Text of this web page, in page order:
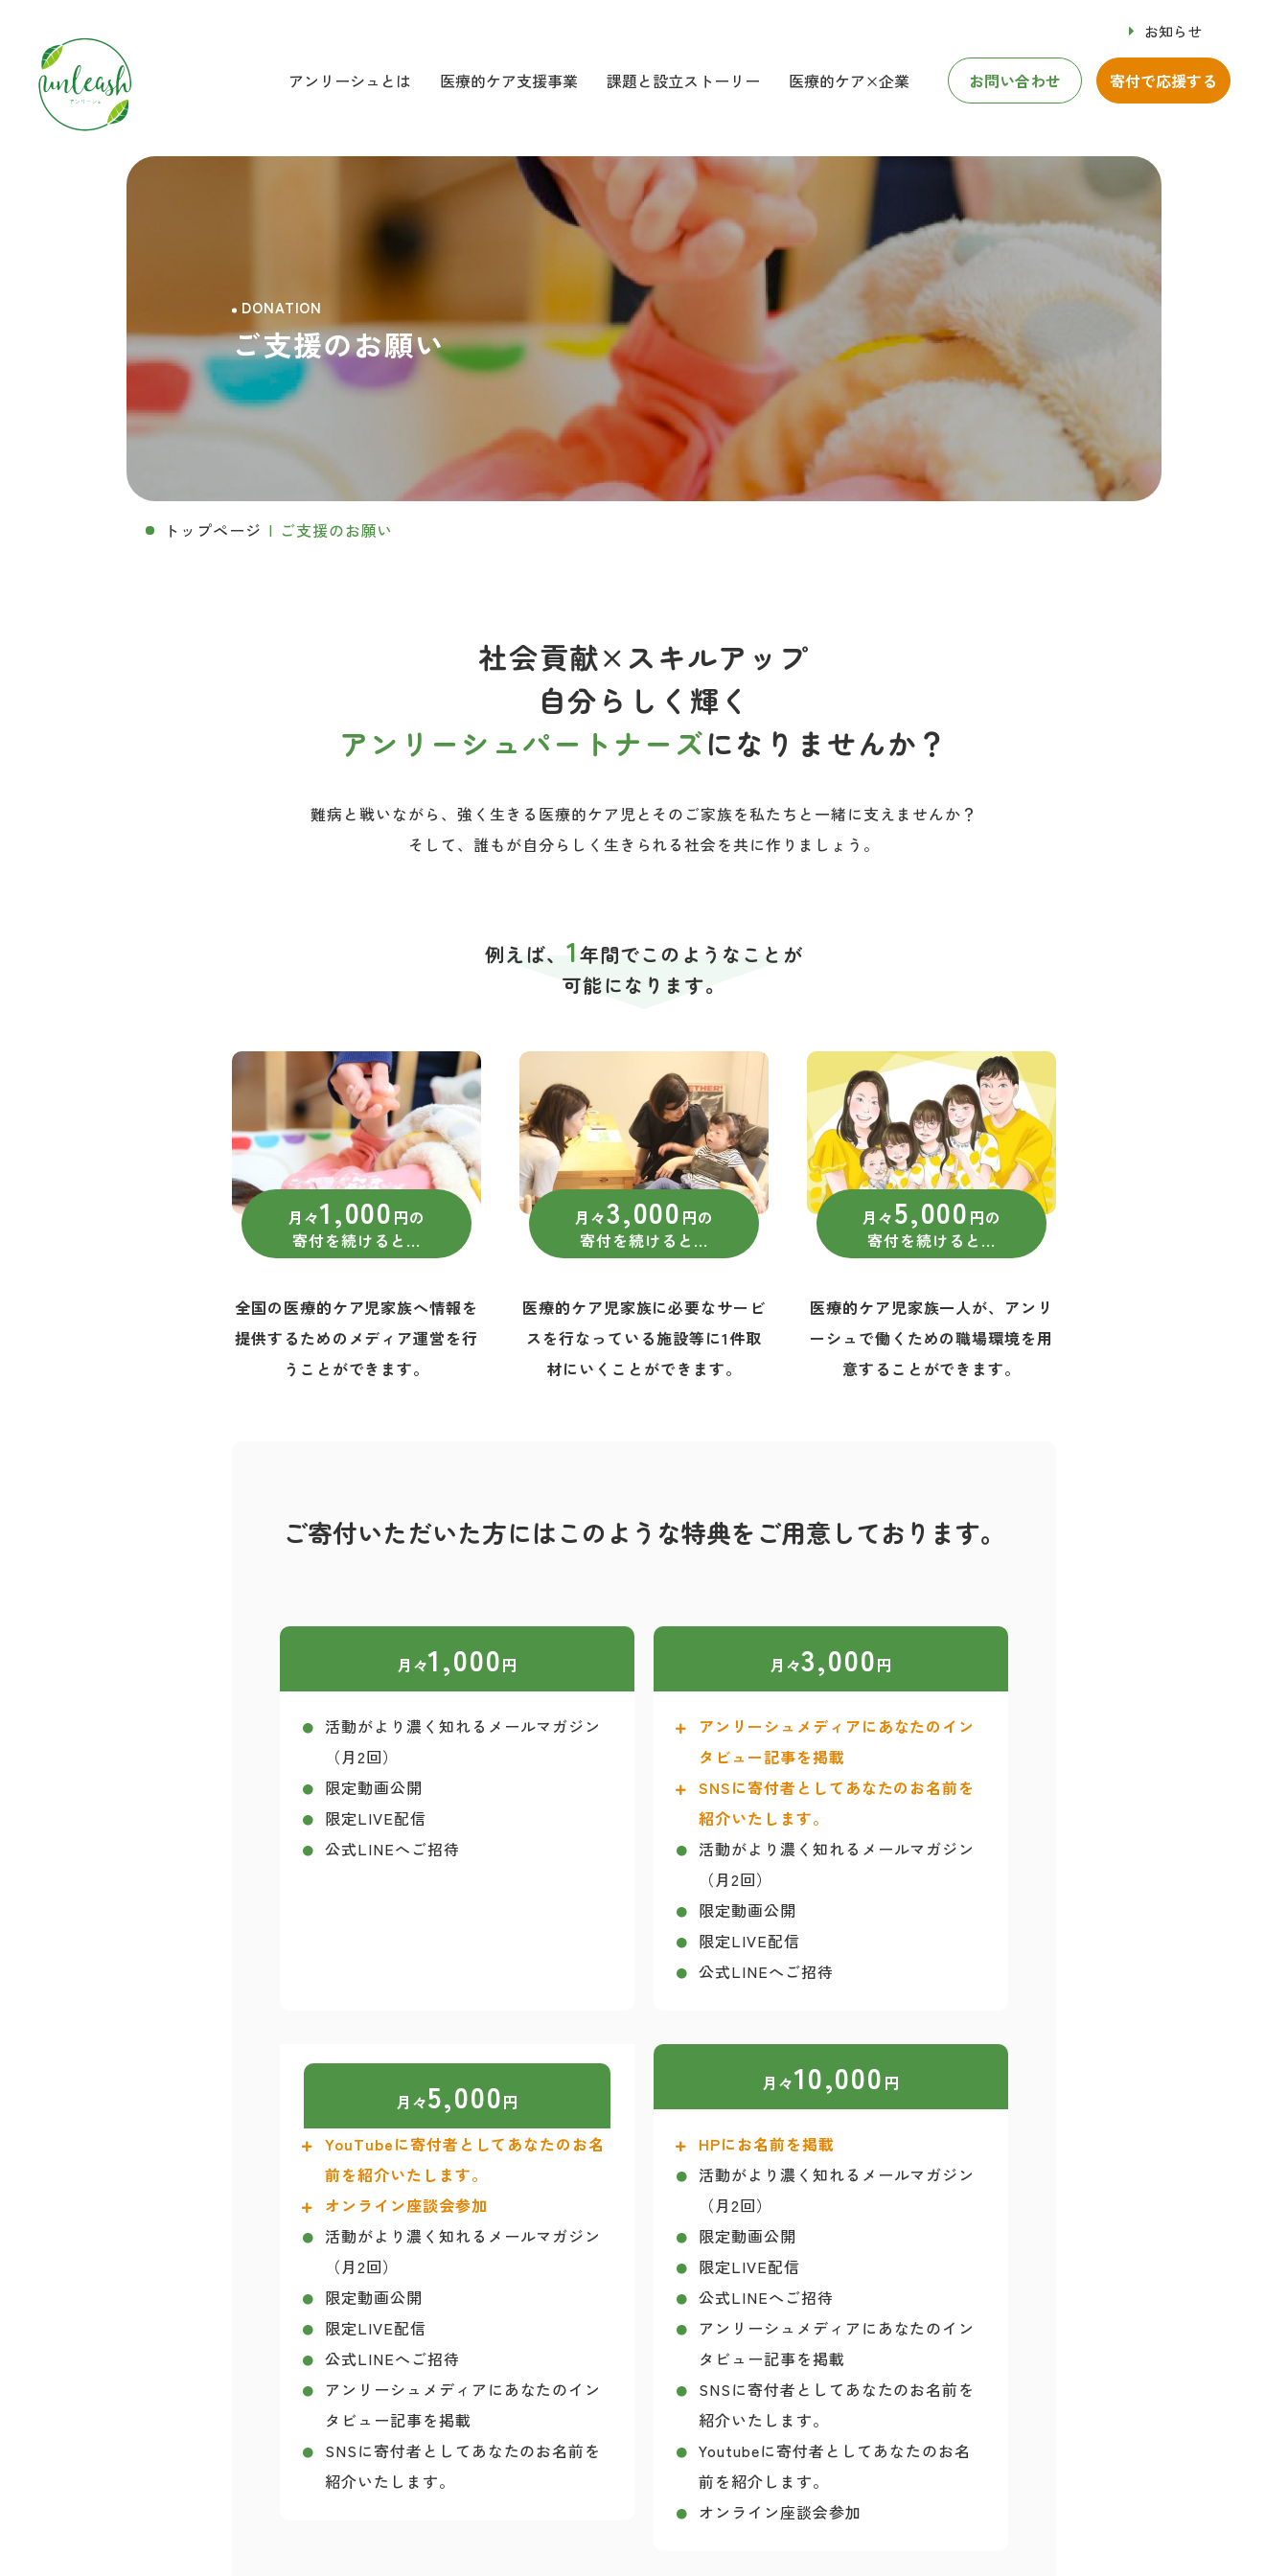
お知らせ
アンリーシュとは 医療的ケア支援事業 課題と設立ストーリー 医療的ケア×企業
企業協賛・寄付のお願い
お問い合わせ 寄付で応援する
DONATION
ご支援のお願い
トップページ ご支援のお願い
社会貢献×スキルアップ
自分らしく輝く
アンリーシュパートナーズになりませんか？
難病と戦いながら、強く生きる医療的ケア児とそのご家族を私たちと一緒に支えませんか？
そして、誰もが自分らしく生きられる社会を共に作りましょう。
例えば、 1年間でこのようなことが
可能になります。
月々1,000 円の
寄付を続けると...
全国の医療的ケア児家族へ情報を
提供するためのメディア運営を行
うことができます。
月々3,000 円の
寄付を続けると...
医療的ケア児家族に必要なサービ
スを行なっている施設等に1件取
材にいくことができます。
月々5,000 円の
寄付を続けると...
医療的ケア児家族一人が、アンリ
ーシュで働くための職場環境を用
意することができます。
ご寄付いただいた方にはこのような特典をご用意しております。
月々1,000円
活動がより濃く知れるメールマガジン
（月2回）
限定動画公開
限定LIVE配信
公式LINEへご招待
月々3,000円
アンリーシュメディアにあなたのイン
タビュー記事を掲載
SNSに寄付者としてあなたのお名前を
紹介いたします。
活動がより濃く知れるメールマガジン
（月2回）
限定動画公開
限定LIVE配信
公式LINEへご招待
月々5,000円
YouTubeに寄付者としてあなたのお名
前を紹介いたします。
オンライン座談会参加
活動がより濃く知れるメールマガジン
（月2回）
限定動画公開
限定LIVE配信
公式LINEへご招待
アンリーシュメディアにあなたのイン
タビュー記事を掲載
SNSに寄付者としてあなたのお名前を
紹介いたします。
月々10,000 円
HPにお名前を掲載
活動がより濃く知れるメールマガジン
（月2回）
限定動画公開
限定LIVE配信
公式LINEへご招待
アンリーシュメディアにあなたのイン
タビュー記事を掲載
SNSに寄付者としてあなたのお名前を
紹介いたします。
Youtubeに寄付者としてあなたのお名
前を紹介します。
オンライン座談会参加